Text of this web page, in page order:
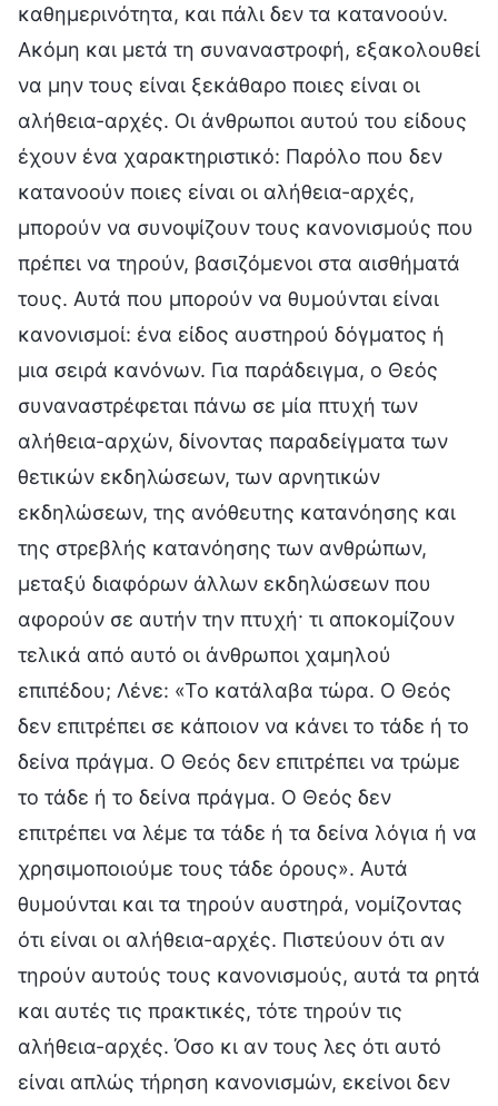
καθημερινότητα, και πάλι δεν τα κατανοούν.
Ακόμη και μετά τη συναναστροφή, εξακολουθεί
να μην τους είναι ξεκάθαρο ποιες είναι οι
αλήθεια-αρχές. Οι άνθρωποι αυτού του είδους
έχουν ένα χαρακτηριστικό: Παρόλο που δεν
κατανοούν ποιες είναι οι αλήθεια-αρχές,
μπορούν να συνοψίζουν τους κανονισμούς που
πρέπει να τηρούν, βασιζόμενοι στα αισθήματά
τους. Αυτά που μπορούν να θυμούνται είναι
κανονισμοί: ένα είδος αυστηρού δόγματος ή
μια σειρά κανόνων. Για παράδειγμα, ο Θεός
συναναστρέφεται πάνω σε μία πτυχή των
αλήθεια-αρχών, δίνοντας παραδείγματα των
θετικών εκδηλώσεων, των αρνητικών
εκδηλώσεων, της ανόθευτης κατανόησης και
της στρεβλής κατανόησης των ανθρώπων,
μεταξύ διαφόρων άλλων εκδηλώσεων που
αφορούν σε αυτήν την πτυχή· τι αποκομίζουν
τελικά από αυτό οι άνθρωποι χαμηλού
επιπέδου; Λένε: «Το κατάλαβα τώρα. Ο Θεός
δεν επιτρέπει σε κάποιον να κάνει το τάδε ή το
δείνα πράγμα. Ο Θεός δεν επιτρέπει να τρώμε
το τάδε ή το δείνα πράγμα. Ο Θεός δεν
επιτρέπει να λέμε τα τάδε ή τα δείνα λόγια ή να
χρησιμοποιούμε τους τάδε όρους». Αυτά
θυμούνται και τα τηρούν αυστηρά, νομίζοντας
ότι είναι οι αλήθεια-αρχές. Πιστεύουν ότι αν
τηρούν αυτούς τους κανονισμούς, αυτά τα ρητά
και αυτές τις πρακτικές, τότε τηρούν τις
αλήθεια-αρχές. Όσο κι αν τους λες ότι αυτό
είναι απλώς τήρηση κανονισμών, εκείνοι δεν